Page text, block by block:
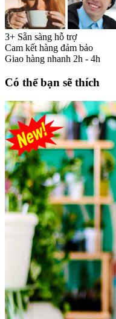
3+ Sẵn sàng hỗ trợ
Cam kết hàng đảm bảo
Giao hàng nhanh 2h - 4h
Có thể bạn sẽ thích